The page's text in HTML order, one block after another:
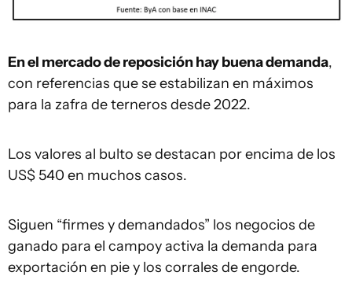
En el mercado de reposición hay buena demanda,
con referencias que se estabilizan en máximos
para la zafra de terneros desde 2022.
Los valores al bulto se destacan por encima de los
US$ 540 en muchos casos.
Siguen “firmes y demandados” los negocios de
ganado para el campoy activa la demanda para
exportación en pie y los corrales de engorde.